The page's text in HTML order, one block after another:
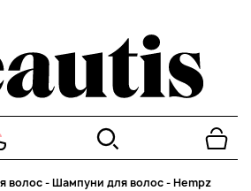
волос-Шампуни для волос-Hempz